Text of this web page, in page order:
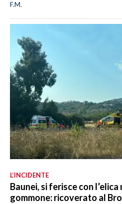
F.M.
L’INCIDENTE
Baunei, si ferisce con
gommone: ricoverato al